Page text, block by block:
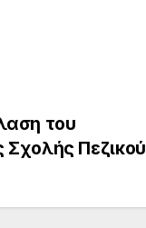
του
Πεζικού